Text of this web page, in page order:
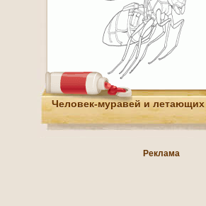
Человек-муравей и
Реклама